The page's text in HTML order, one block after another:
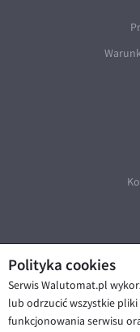
Polityka cookies
Serwis Walutomat.pl
lub odrzucić wszystkie
funkcjonowania serwisu
©